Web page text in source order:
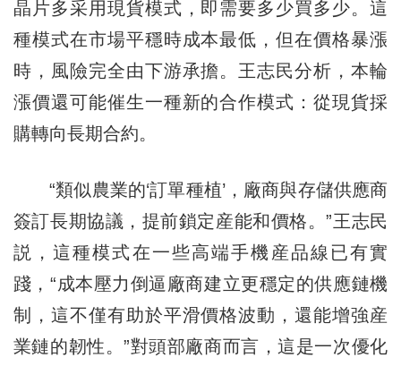
晶片多采用現貨模式，即需要多少買多少。這
種模式在市場平穩時成本最低，但在價格暴漲
時，風險完全由下游承擔。王志民分析，本輪
漲價還可能催生一種新的合作模式：從現貨採
購轉向長期合約。
“類似農業的‘訂單種植’，廠商與存儲供應商
簽訂長期協議，提前鎖定産能和價格。”王志民
説，這種模式在一些高端手機産品線已有實
踐，“成本壓力倒逼廠商建立更穩定的供應鏈機
制，這不僅有助於平滑價格波動，還能增強産
業鏈的韌性。”對頭部廠商而言，這是一次優化